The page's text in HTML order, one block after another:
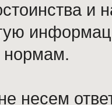
и
нормам.
несем